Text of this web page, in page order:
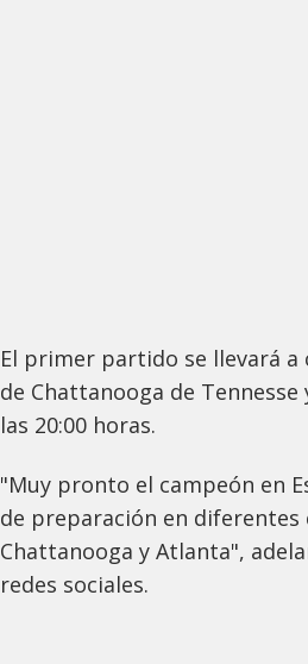
El primer partido se llevará a
de Chattanooga de
las 20:00 horas.
"Muy pronto el campeón en
de preparación en diferentes
Chattanooga y Atlanta",
redes sociales.